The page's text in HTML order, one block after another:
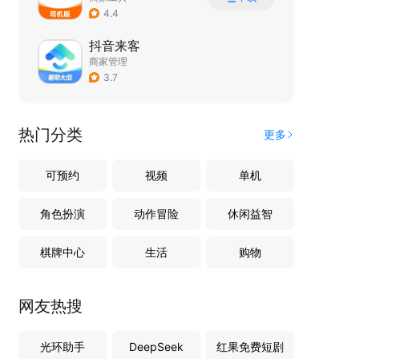
4.4
抖音来客
商家管理
3.7
热门分类 更多
可预约 视频 单机
角色扮演 动作冒险 休闲益智
棋牌中心 生活 购物
网友热搜
光环助手 DeepSeek 红果免费短剧